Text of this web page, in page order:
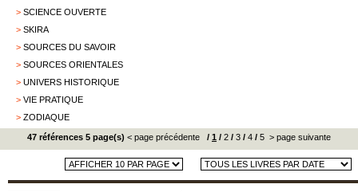
> SCIENCE OUVERTE
> SKIRA
> SOURCES DU SAVOIR
> SOURCES ORIENTALES
> UNIVERS HISTORIQUE
> VIE PRATIQUE
> ZODIAQUE
47 références 5 page(s) < page précédente / 1 / 2 / 3 / 4 / 5 > page suivante